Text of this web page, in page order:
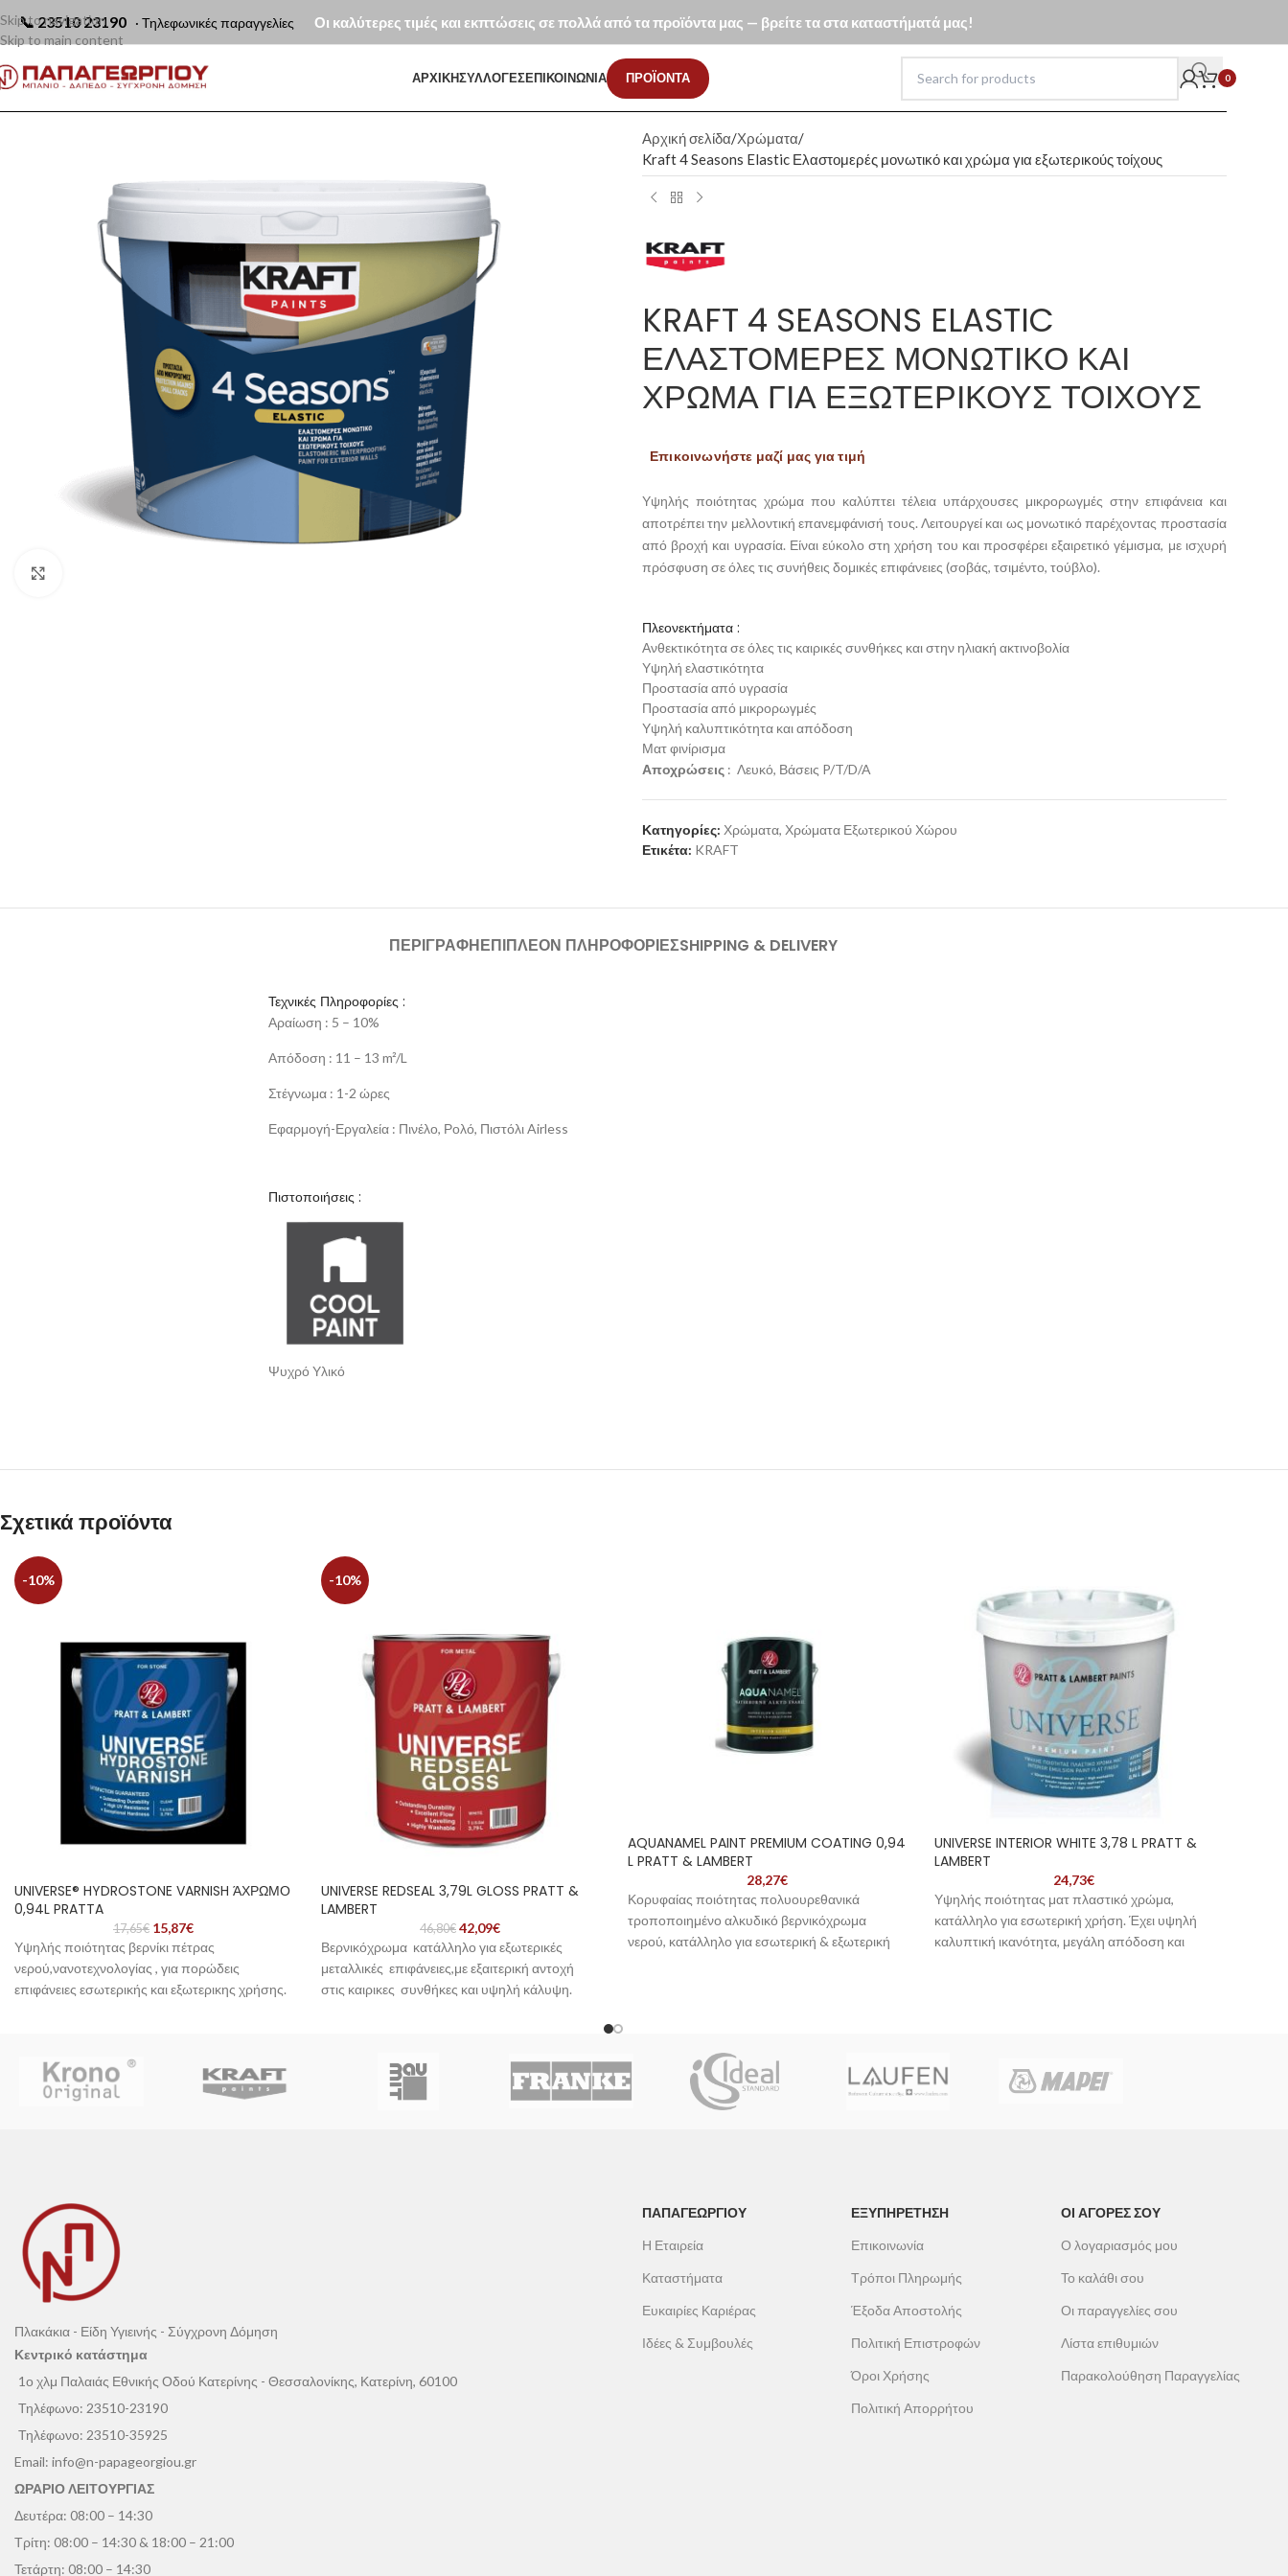
📞 23510 23190 · Τηλεφωνικές παραγγελίες Οι καλύτερες τιμές και εκπτώσεις σε πολλά από τα προϊόντα μας — βρείτε τα στα καταστήματά μας!
Skip to navigation
Skip to main content
ΑΡΧΙΚΗΣΥΛΛΟΓΕΣΕΠΙΚΟΙΝΩΝΙΑ ΠΡΟΪΟΝΤΑ 0
Αρχική σελίδα Χρώματα
Kraft 4 Seasons Elastic Ελαστομερές μονωτικό και χρώμα για εξωτερικούς τοίχους
KRAFT 4 SEASONS ELASTIC
ΕΛΑΣΤΟΜΕΡΈΣ ΜΟΝΩΤΙΚΌ ΚΑΙ
ΧΡΏΜΑ ΓΙΑ ΕΞΩΤΕΡΙΚΟΎΣ ΤΟΊΧΟΥΣ
Επικοινωνήστε μαζί μας για τιμή
Υψηλής ποιότητας χρώμα που καλύπτει τέλεια υπάρχουσες μικρορωγμές στην επιφάνεια και
αποτρέπει την μελλοντική επανεμφάνισή τους. Λειτουργεί και ως μονωτικό παρέχοντας προστασία
από βροχή και υγρασία. Είναι εύκολο στη χρήση του και προσφέρει εξαιρετικό γέμισμα, με ισχυρή
πρόσφυση σε όλες τις συνήθεις δομικές επιφάνειες (σοβάς, τσιμέντο, τούβλο).
Πλεονεκτήματα :
Ανθεκτικότητα σε όλες τις καιρικές συνθήκες και στην ηλιακή ακτινοβολία
Υψηλή ελαστικότητα
Προστασία από υγρασία
Προστασία από μικρορωγμές
Υψηλή καλυπτικότητα και απόδοση
Ματ φινίρισμα
Αποχρώσεις : Λευκό, Βάσεις P/T/D/A
Κατηγορίες: Χρώματα, Χρώματα Εξωτερικού Χώρου
Ετικέτα: KRAFT
ΠΕΡΙΓΡΑΦΉΕΠΙΠΛΈΟΝ ΠΛΗΡΟΦΟΡΊΕΣSHIPPING & DELIVERY
Τεχνικές Πληροφορίες :
Αραίωση : 5 – 10%
Απόδοση : 11 – 13 m²/L
Στέγνωμα : 1-2 ώρες
Εφαρμογή-Εργαλεία : Πινέλο, Ρολό, Πιστόλι Airless
Πιστοποιήσεις :
Ψυχρό Υλικό
Σχετικά προϊόντα
-10%
UNIVERSE® HYDROSTONE VARNISH ΆΧΡΩΜΟ
0,94L PRATTA
17,65€ 15,87€
Υψηλής ποιότητας βερνίκι πέτρας
νερού,νανοτεχνολογίας , για πορώδεις
επιφάνειες εσωτερικής και εξωτερικης χρήσης.
της επιφάνειας και διακοσμεί την πέτρα.
-10%
UNIVERSE REDSEAL 3,79L GLOSS PRATT &
LAMBERT
46,80€ 42,09€
Βερνικόχρωμα κατάλληλο για εξωτερικές
μεταλλικές επιφάνειες,με εξαιτερική αντοχή
στις καιρικες συνθήκες και υψηλή κάλυψη.
AQUANAMEL PAINT PREMIUM COATING 0,94
L PRATT & LAMBERT
28,27€
Κορυφαίας ποιότητας πολυουρεθανικά
τροποποιημένο αλκυδικό βερνικόχρωμα
νερού, κατάλληλο για εσωτερική & εξωτερική
Παρέχει ιδιαίτερα σκληρή και ανθεκτική
επιφάνεια προστατεύοντας το ξύλο για μεγάλο
χρονικό διάστημα. Ιδανικό για ντουλάπια ,
UNIVERSE INTERIOR WHITE 3,78 L PRATT &
LAMBERT
24,73€
Υψηλής ποιότητας ματ πλαστικό χρώμα,
κατάλληλο για εσωτερική χρήση. Έχει υψηλή
καλυπτική ικανότητα, μεγάλη απόδοση και
Πλακάκια - Είδη Υγιεινής - Σύγχρονη Δόμηση
Κεντρικό κατάστημα
1ο χλμ Παλαιάς Εθνικής Οδού Κατερίνης - Θεσσαλονίκης, Κατερίνη, 60100
Τηλέφωνο: 23510-23190
Τηλέφωνο: 23510-35925
Email: info@n-papageorgiou.gr
ΩΡΑΡΙΟ ΛΕΙΤΟΥΡΓΙΑΣ
Δευτέρα: 08:00 – 14:30
Τρίτη: 08:00 – 14:30 & 18:00 – 21:00
Τετάρτη: 08:00 – 14:30
ΠΑΠΑΓΕΩΡΓΊΟΥ
Η Εταιρεία
Καταστήματα
Ευκαιρίες Καριέρας
Ιδέες & Συμβουλές
ΕΞΥΠΗΡΕΤΗΣΗ
Επικοινωνία
Τρόποι Πληρωμής
Έξοδα Αποστολής
Πολιτική Επιστροφών
Όροι Χρήσης
Πολιτική Απορρήτου
ΟΙ ΑΓΟΡΕΣ ΣΟΥ
Ο λογαριασμός μου
Το καλάθι σου
Οι παραγγελίες σου
Λίστα επιθυμιών
Παρακολούθηση Παραγγελίας